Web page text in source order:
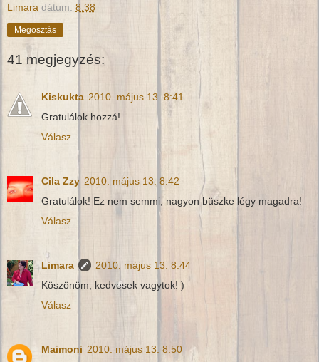
Limara dátum: 8:38
Megosztás
41 megjegyzés:
Kiskukta 2010. május 13. 8:41
Gratulálok hozzá!
Válasz
Cila Zzy 2010. május 13. 8:42
Gratulálok! Ez nem semmi, nagyon büszke légy magadra!
Válasz
Limara
2010. május 13. 8:44
Köszönöm, kedvesek vagytok! )
Válasz
Maimoni 2010. május 13. 8:50